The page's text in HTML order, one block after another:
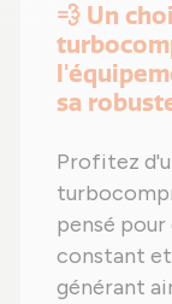
💨 Un
sa
Profitez
pensé
constant et
générant